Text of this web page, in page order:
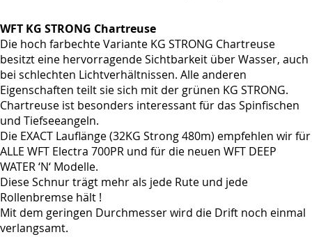
WFT KG STRONG Chartreuse
Die hoch farbechte Variante KG STRONG Chartreuse
besitzt eine hervorragende Sichtbarkeit über Wasser, auch
bei schlechten Lichtverhältnissen. Alle anderen
Eigenschaften teilt sie sich mit der grünen KG STRONG.
Chartreuse ist besonders interessant für das Spinfischen
und Tiefseeangeln.
Die EXACT Lauflänge (32KG Strong 480m) empfehlen wir für
ALLE WFT Electra 700PR und für die neuen WFT DEEP
WATER ‘N‘ Modelle.
Diese Schnur trägt mehr als jede Rute und jede
Rollenbremse hält !
Mit dem geringen Durchmesser wird die Drift noch einmal
verlangsamt.